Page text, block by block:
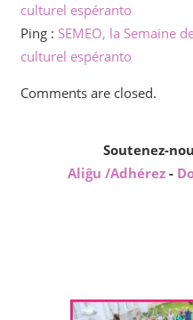
culturel espéranto
Ping : SEMEO, la Semaine
culturel espéranto
Comments are closed.
Soutenez-
Aliĝu /Adhérez -